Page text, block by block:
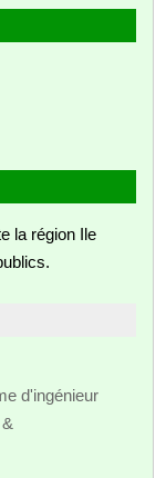
la région Ile
d'ingénieur